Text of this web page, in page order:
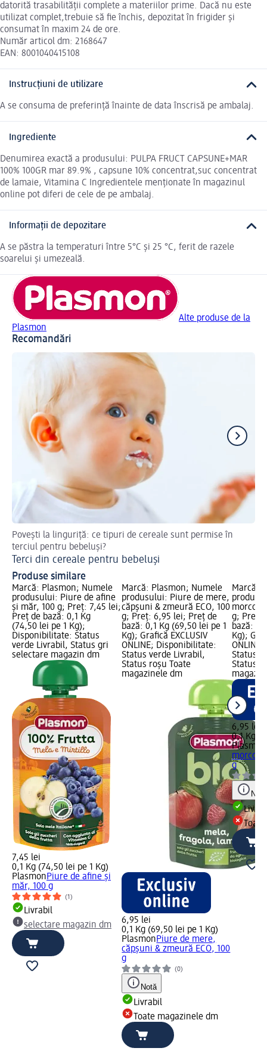
datorită trasabilității complete a materiilor prime. Dacă nu este
utilizat complet,trebuie să fie închis, depozitat în frigider și
consumat în maxim 24 de ore.
Număr articol dm: 2168647
EAN: 8001040415108
Instrucțiuni de utilizare
A se consuma de preferință înainte de data înscrisă pe ambalaj.
Ingrediente
Denumirea exactă a produsului: PULPA FRUCT CAPSUNE+MAR
100% 100GR mar 89.9% , capsune 10% concentrat,suc concentrat
de lamaie, Vitamina C Ingredientele menționate în magazinul
online pot diferi de cele de pe ambalaj.
Informații de depozitare
A se păstra la temperaturi între 5°C și 25 °C, ferit de razele
soarelui și umezeală.
Alte produse de la
Plasmon
Recomandări
Povești la linguriță: ce tipuri de cereale sunt permise în
terciul pentru bebeluși?
Terci din cereale pentru bebeluși
Produse similare
Marcă: Plasmon; Numele
produsului: Piure de afine
și măr, 100 g; Preț: 7,45 lei;
Preț de bază: 0,1 Kg
(74,50 lei pe 1 Kg);
Disponibilitate: Status
verde Livrabil, Status gri
selectare magazin dm
7,45 lei
0,1 Kg (74,50 lei pe 1 Kg)
PlasmonPiure de afine și
măr, 100 g
(1)
Livrabil
selectare magazin dm
Marcă: Plasmon; Numele
produsului: Piure de mere,
căpșuni & zmeură ECO, 100
g; Preț: 6,95 lei; Preț de
bază: 0,1 Kg (69,50 lei pe 1
Kg); Grafică EXCLUSIV
ONLINE; Disponibilitate:
Status verde Livrabil,
Status roșu Toate
magazinele dm
6,95 lei
0,1 Kg (69,50 lei pe 1 Kg)
PlasmonPiure de mere,
căpșuni & zmeură ECO, 100
g
(0)
Notă
Livrabil
Toate magazinele dm
Marcă:
morcov
g; Preț:
bază:
Kg);
Status
Status
6,95 lei
0,1 Kg
Plasmon
morcov
g
Notă